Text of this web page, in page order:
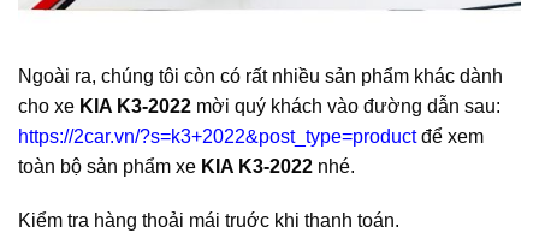
Ngoài ra, chúng tôi còn có rất nhiều sản phẩm khác dành
cho xe KIA K3-2022 mời quý khách vào đường dẫn sau:
https://2car.vn/?s=k3+2022&post_type=productđể xem
toàn bộ sản phẩm xe KIA K3-2022 nhé.
Kiểm tra hàng thoải mái truớc khi thanh toán.